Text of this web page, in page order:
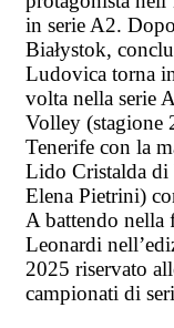
in serie A2.
Białystok,
Ludovica torna
volta nella serie
Volley (stagione
Tenerife con la
Lido Cristalda di
Elena Pietrini)
A battendo nella
Leonardi
2025 riservato
campionati di